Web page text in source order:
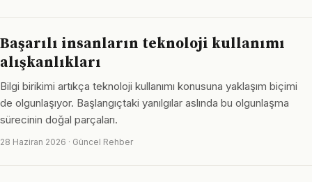
Başarılı insanların teknoloji kullanımı
alışkanlıkları
Bilgi birikimi artıkça teknoloji kullanımı konusuna yaklaşım biçimi
de olgunlaşıyor. Başlangıçtaki yanılgılar aslında bu olgunlaşma
sürecinin doğal parçaları.
28 Haziran 2026 · Güncel Rehber